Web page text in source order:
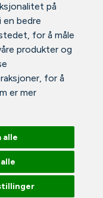
på
en bedre
, for å måle
produkter og
, for å
er mer
alle